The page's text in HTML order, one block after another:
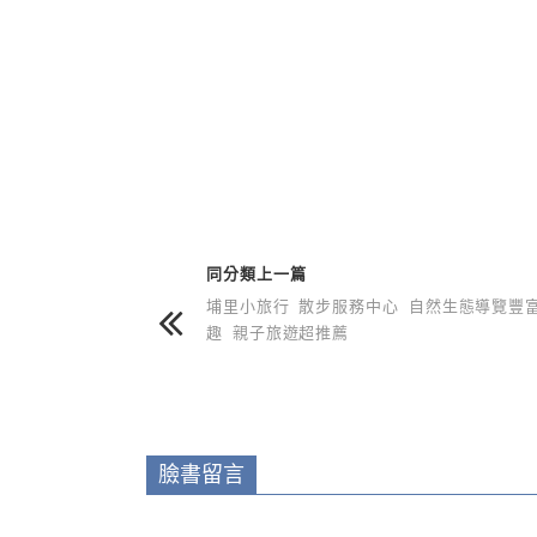
同分類上一篇
埔里小旅行 散步服務中心 自然生態導覽豐
趣 親子旅遊超推薦
臉書留言